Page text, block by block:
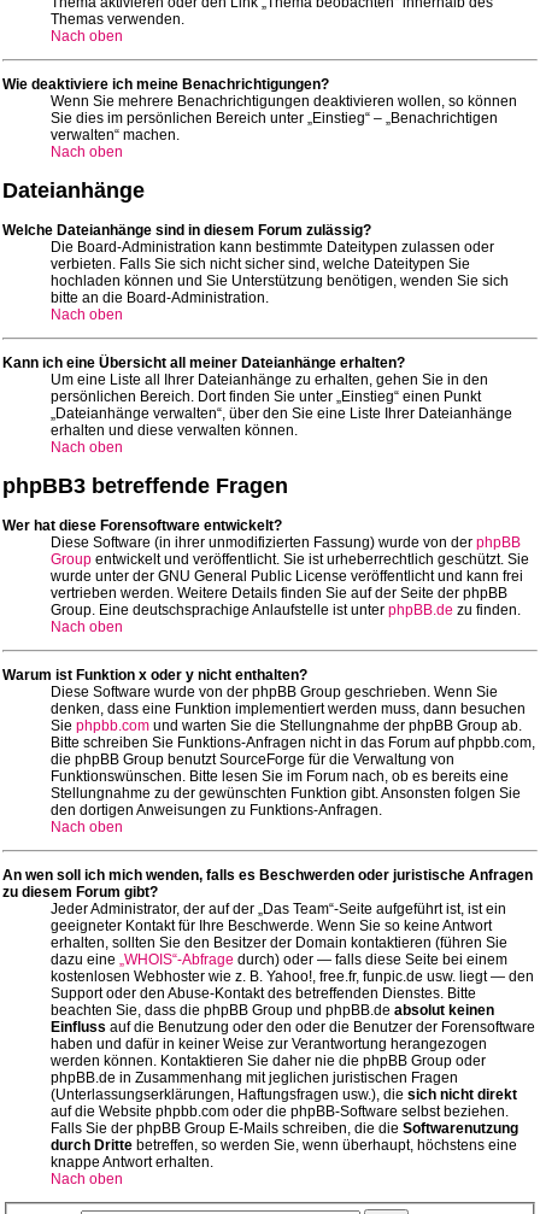
Themas verwenden.
Nach oben
Wie deaktiviere ich meine Benachrichtigungen?
Wenn Sie mehrere Benachrichtigungen deaktivieren wollen, so können
Sie dies im persönlichen Bereich unter „Einstieg“ – „Benachrichtigen
verwalten“ machen.
Nach oben
Dateianhänge
Welche Dateianhänge sind in diesem Forum zulässig?
Die Board-Administration kann bestimmte Dateitypen zulassen oder
verbieten. Falls Sie sich nicht sicher sind, welche Dateitypen Sie
hochladen können und Sie Unterstützung benötigen, wenden Sie sich
bitte an die Board-Administration.
Nach oben
Kann ich eine Übersicht all meiner Dateianhänge erhalten?
Um eine Liste all Ihrer Dateianhänge zu erhalten, gehen Sie in den
persönlichen Bereich. Dort finden Sie unter „Einstieg“ einen Punkt
„Dateianhänge verwalten“, über den Sie eine Liste Ihrer Dateianhänge
erhalten und diese verwalten können.
Nach oben
phpBB3 betreffende Fragen
Wer hat diese Forensoftware entwickelt?
Diese Software (in ihrer unmodifizierten Fassung) wurde von der phpBB
Group entwickelt und veröffentlicht. Sie ist urheberrechtlich geschützt. Sie
wurde unter der GNU General Public License veröffentlicht und kann frei
vertrieben werden. Weitere Details finden Sie auf der Seite der phpBB
Group. Eine deutschsprachige Anlaufstelle ist unter phpBB.de zu finden.
Nach oben
Warum ist Funktion x oder y nicht enthalten?
Diese Software wurde von der phpBB Group geschrieben. Wenn Sie
denken, dass eine Funktion implementiert werden muss, dann besuchen
Sie phpbb.com und warten Sie die Stellungnahme der phpBB Group ab.
Bitte schreiben Sie Funktions-Anfragen nicht in das Forum auf phpbb.com,
die phpBB Group benutzt SourceForge für die Verwaltung von
Funktionswünschen. Bitte lesen Sie im Forum nach, ob es bereits eine
Stellungnahme zu der gewünschten Funktion gibt. Ansonsten folgen Sie
den dortigen Anweisungen zu Funktions-Anfragen.
Nach oben
An wen soll ich mich wenden, falls es Beschwerden oder juristische Anfragen
zu diesem Forum gibt?
Jeder Administrator, der auf der „Das Team“-Seite aufgeführt ist, ist ein
geeigneter Kontakt für Ihre Beschwerde. Wenn Sie so keine Antwort
erhalten, sollten Sie den Besitzer der Domain kontaktieren (führen Sie
dazu eine „WHOIS“-Abfrage durch) oder — falls diese Seite bei einem
kostenlosen Webhoster wie z. B. Yahoo!, free.fr, funpic.de usw. liegt — den
Support oder den Abuse-Kontakt des betreffenden Dienstes. Bitte
beachten Sie, dass die phpBB Group und phpBB.de absolut keinen
Einfluss auf die Benutzung oder den oder die Benutzer der Forensoftware
haben und dafür in keiner Weise zur Verantwortung herangezogen
werden können. Kontaktieren Sie daher nie die phpBB Group oder
phpBB.de in Zusammenhang mit jeglichen juristischen Fragen
(Unterlassungserklärungen, Haftungsfragen usw.), die sich nicht direkt
auf die Website phpbb.com oder die phpBB-Software selbst beziehen.
Falls Sie der phpBB Group E-Mails schreiben, die die Softwarenutzung
durch Dritte betreffen, so werden Sie, wenn überhaupt, höchstens eine
knappe Antwort erhalten.
Nach oben